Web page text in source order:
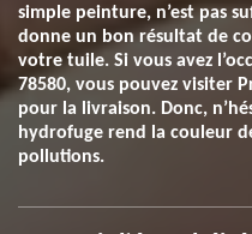
simple peinture, n’est pas
donne un bon résultat de
votre tuile. Si vous avez
78580, vous pouvez visiter
pour la livraison. Donc,
hydrofuge rend la couleur
pollutions.